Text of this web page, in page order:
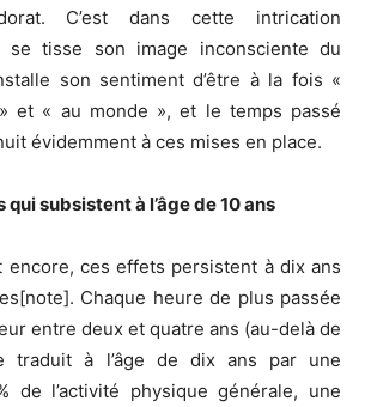
C’est dans cette intrication
se tisse son image inconsciente du
son sentiment d’être à la fois «
et « au monde », et le temps passé
évidemment à ces mises en place.
qui subsistent à l’âge de 10 ans
encore, ces effets persistent à dix ans
Chaque heure de plus passée
entre deux et quatre ans (au-delà de
traduit à l’âge de dix ans par une
de l’activité physique générale, une